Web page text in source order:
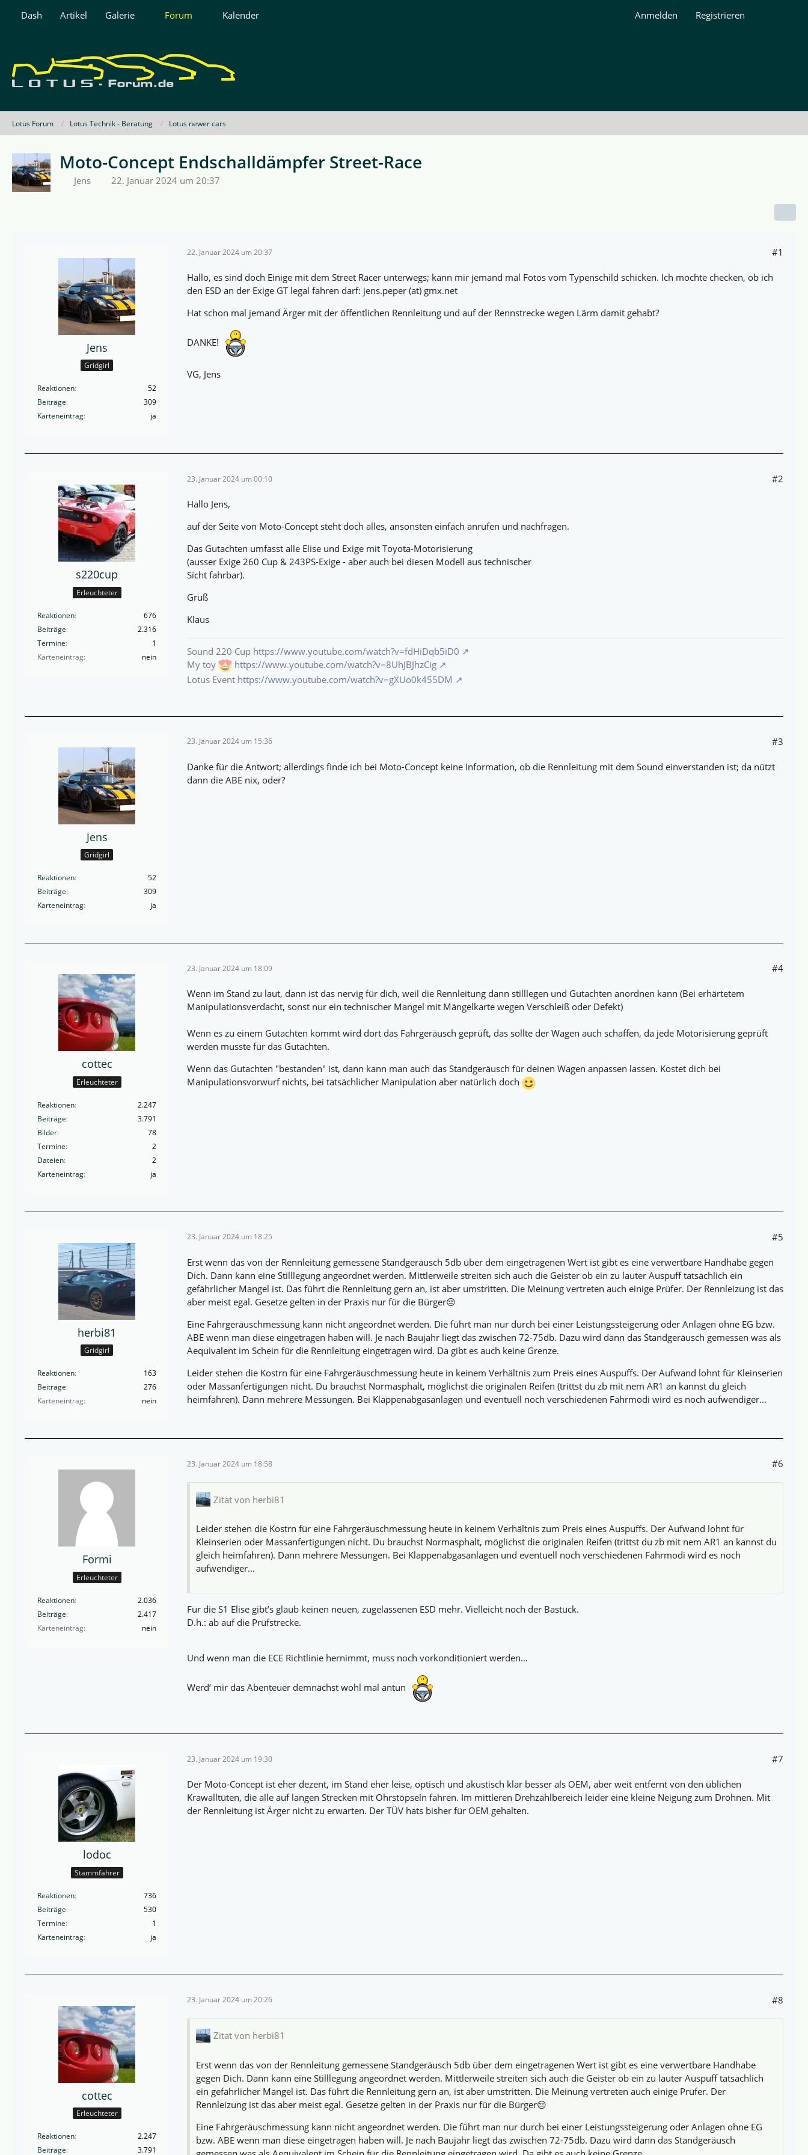
Dash Artikel Galerie Forum Kalender Anmelden Registrieren
Lotus Forum Lotus Technik - Beratung Lotus newer cars
Moto-Concept Endschalldämpfer Street-Race
Jens 22. Januar 2024 um 20:37
Jens
Gridgirl
Reaktionen
52
Beiträge
309
Karteneintrag
ja
22. Januar 2024 um 20:37 #1
Hallo, es sind doch Einige mit dem Street Racer unterwegs; kann mir jemand mal Fotos vom Typenschild schicken. Ich möchte checken, ob ich
den ESD an der Exige GT legal fahren darf: jens.peper (at) gmx.net
Hat schon mal jemand Ärger mit der öffentlichen Rennleitung und auf der Rennstrecke wegen Lärm damit gehabt?
DANKE!
VG, Jens
s220cup
Erleuchteter
Reaktionen
676
Beiträge
2.316
Termine
1
Karteneintrag
nein
23. Januar 2024 um 00:10 #2
Hallo Jens,
auf der Seite von Moto-Concept steht doch alles, ansonsten einfach anrufen und nachfragen.
Das Gutachten umfasst alle Elise und Exige mit Toyota-Motorisierung
(ausser Exige 260 Cup & 243PS-Exige - aber auch bei diesen Modell aus technischer
Sicht fahrbar).
Gruß
Klaus
Sound 220 Cup https://www.youtube.com/watch?v=fdHiDqb5iD0
My toy
https://www.youtube.com/watch?v=8UhJBJhzCig
Lotus Event https://www.youtube.com/watch?v=gXUo0k455DM
Jens
Gridgirl
Reaktionen
52
Beiträge
309
Karteneintrag
ja
23. Januar 2024 um 15:36 #3
Danke für die Antwort; allerdings finde ich bei Moto-Concept keine Information, ob die Rennleitung mit dem Sound einverstanden ist; da nützt
dann die ABE nix, oder?
cottec
Erleuchteter
Reaktionen
2.247
Beiträge
3.791
Bilder
78
Termine
2
Dateien
2
Karteneintrag
ja
23. Januar 2024 um 18:09 #4
Wenn im Stand zu laut, dann ist das nervig für dich, weil die Rennleitung dann stilllegen und Gutachten anordnen kann (Bei erhärtetem
Manipulationsverdacht, sonst nur ein technischer Mangel mit Mängelkarte wegen Verschleiß oder Defekt)
Wenn es zu einem Gutachten kommt wird dort das Fahrgeräusch geprüft, das sollte der Wagen auch schaffen, da jede Motorisierung geprüft
werden musste für das Gutachten.
Wenn das Gutachten "bestanden" ist, dann kann man auch das Standgeräusch für deinen Wagen anpassen lassen. Kostet dich bei
Manipulationsvorwurf nichts, bei tatsächlicher Manipulation aber natürlich doch
herbi81
Gridgirl
Reaktionen
163
Beiträge
276
Karteneintrag
nein
23. Januar 2024 um 18:25 #5
Erst wenn das von der Rennleitung gemessene Standgeräusch 5db über dem eingetragenen Wert ist gibt es eine verwertbare Handhabe gegen
Dich. Dann kann eine Stilllegung angeordnet werden. Mittlerweile streiten sich auch die Geister ob ein zu lauter Auspuff tatsächlich ein
gefährlicher Mangel ist. Das führt die Rennleitung gern an, ist aber umstritten. Die Meinung vertreten auch einige Prüfer. Der Rennleizung ist das
aber meist egal. Gesetze gelten in der Praxis nur für die Bürger😔
Eine Fahrgeräuschmessung kann nicht angeordnet werden. Die führt man nur durch bei einer Leistungssteigerung oder Anlagen ohne EG bzw.
ABE wenn man diese eingetragen haben will. Je nach Baujahr liegt das zwischen 72-75db. Dazu wird dann das Standgeräusch gemessen was als
Aequivalent im Schein für die Rennleitung eingetragen wird. Da gibt es auch keine Grenze.
Leider stehen die Kostrn für eine Fahrgeräuschmessung heute in keinem Verhältnis zum Preis eines Auspuffs. Der Aufwand lohnt für Kleinserien
oder Massanfertigungen nicht. Du brauchst Normasphalt, möglichst die originalen Reifen (trittst du zb mit nem AR1 an kannst du gleich
heimfahren). Dann mehrere Messungen. Bei Klappenabgasanlagen und eventuell noch verschiedenen Fahrmodi wird es noch aufwendiger...
Formi
Erleuchteter
Reaktionen
2.036
Beiträge
2.417
Karteneintrag
nein
23. Januar 2024 um 18:58 #6
Zitat von herbi81
Leider stehen die Kostrn für eine Fahrgeräuschmessung heute in keinem Verhältnis zum Preis eines Auspuffs. Der Aufwand lohnt für
Kleinserien oder Massanfertigungen nicht. Du brauchst Normasphalt, möglichst die originalen Reifen (trittst du zb mit nem AR1 an kannst du
gleich heimfahren). Dann mehrere Messungen. Bei Klappenabgasanlagen und eventuell noch verschiedenen Fahrmodi wird es noch
aufwendiger...
Für die S1 Elise gibt’s glaub keinen neuen, zugelassenen ESD mehr. Vielleicht noch der Bastuck.
D.h.: ab auf die Prüfstrecke.
Und wenn man die ECE Richtlinie hernimmt, muss noch vorkonditioniert werden…
Werd‘ mir das Abenteuer demnächst wohl mal antun
lodoc
Stammfahrer
Reaktionen
736
Beiträge
530
Termine
1
Karteneintrag
ja
23. Januar 2024 um 19:30 #7
Der Moto-Concept ist eher dezent, im Stand eher leise, optisch und akustisch klar besser als OEM, aber weit entfernt von den üblichen
Krawalltüten, die alle auf langen Strecken mit Ohrstöpseln fahren. Im mittleren Drehzahlbereich leider eine kleine Neigung zum Dröhnen. Mit
der Rennleitung ist Ärger nicht zu erwarten. Der TÜV hats bisher für OEM gehalten.
cottec
Erleuchteter
Reaktionen
2.247
Beiträge
3.791
23. Januar 2024 um 20:26 #8
Zitat von herbi81
Erst wenn das von der Rennleitung gemessene Standgeräusch 5db über dem eingetragenen Wert ist gibt es eine verwertbare Handhabe
gegen Dich. Dann kann eine Stilllegung angeordnet werden. Mittlerweile streiten sich auch die Geister ob ein zu lauter Auspuff tatsächlich
ein gefährlicher Mangel ist. Das führt die Rennleitung gern an, ist aber umstritten. Die Meinung vertreten auch einige Prüfer. Der
Rennleizung ist das aber meist egal. Gesetze gelten in der Praxis nur für die Bürger😔
Eine Fahrgeräuschmessung kann nicht angeordnet werden. Die führt man nur durch bei einer Leistungssteigerung oder Anlagen ohne EG
bzw. ABE wenn man diese eingetragen haben will. Je nach Baujahr liegt das zwischen 72-75db. Dazu wird dann das Standgeräusch